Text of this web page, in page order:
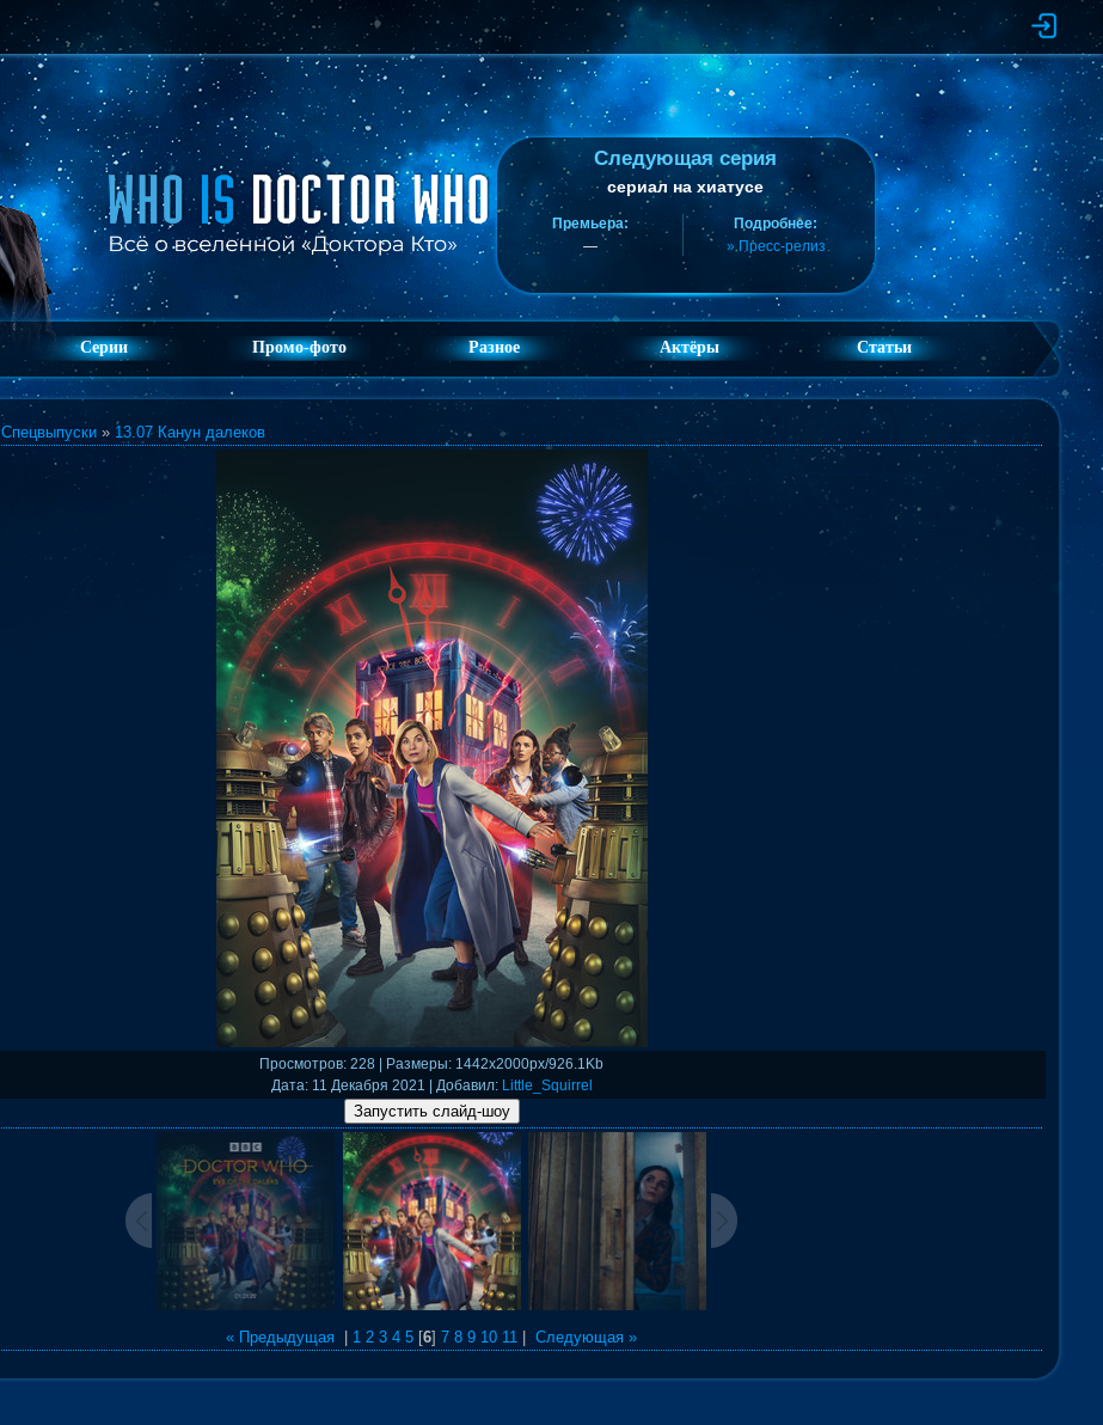
Следующая серия
сериал на хиатусе
Премьера:
—
Подробнее:
» Пресс-релиз
Серии Промо-фото Разное Актёры Статьи
Спецвыпуски » 13.07 Канун далеков
Просмотров: 228 | Размеры: 1442x2000px/926.1Kb
Дата: 11 Декабря 2021 | Добавил: Little_Squirrel
« Предыдущая 1 2 3 4 5 [6] 7 8 9 10 11 Следующая »